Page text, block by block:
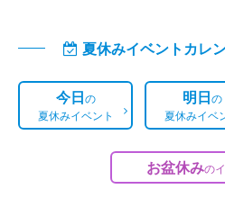
夏休みイベントカレ
今日の
夏休みイベント
明日の
夏休みイベ
お盆休みの